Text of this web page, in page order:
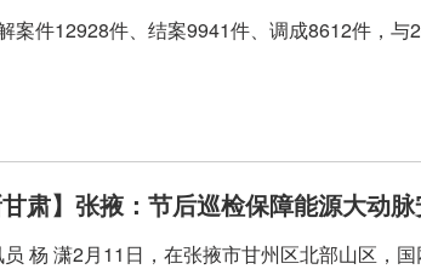
件12928件、结案9941件、调成8612件，
甘肃】张掖：节后巡检保障能源大动
员 杨 潇2月11日，在张掖市甘州区北部山区，